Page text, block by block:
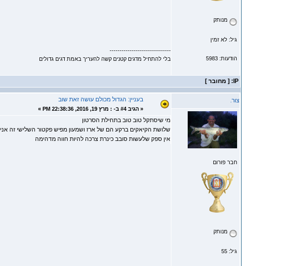
מנותק
גיל: לא זמין
הודעות: 5983
-------------------------------
בלי להתחיל מדגים קטנים קשה להעריך באמת דגים גדולים
צור.
חבר פורום
מנותק
גיל: 55
בעניין: הגדול מכולם עושה זאת שוב
« הגיב #4 ב- : מרץ 19, 2016, 22:38:36 PM »
מי שיסתקל טוב טוב בתחילת הסרטון
שלושת הקיאקים ברקע הם של ארז ושמעון מפיש פקטור השלישי זה אני
אין ספק שלעשות סובב כינרת צרכה להיות חווה מדהימה